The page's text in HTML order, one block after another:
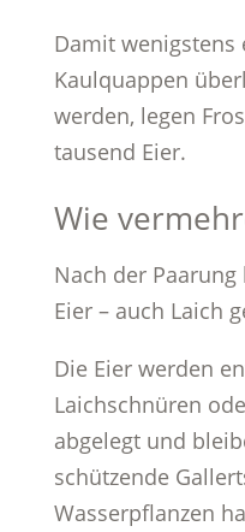
Damit wenigstens
Kaulquappen
werden, legen
tausend Eier.
Wie
Nach der
Eier – auch Laich
Die Eier werden
Laichschnüren
abgelegt und
schützende
Wasserpflanzen